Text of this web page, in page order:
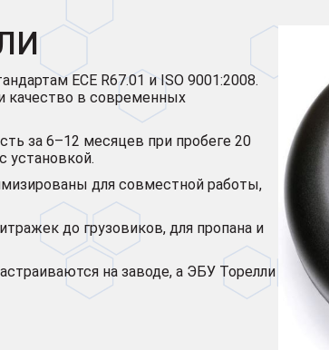
ECE R67.01 и ISO 9001:2008.
качество в современных
за 6–12 месяцев при пробеге 20
установкой.
для совместной работы,
до грузовиков, для пропана и
на заводе, а ЭБУ Торелли